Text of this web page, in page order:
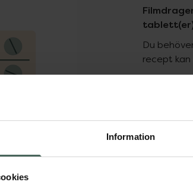
Information
Du
recept